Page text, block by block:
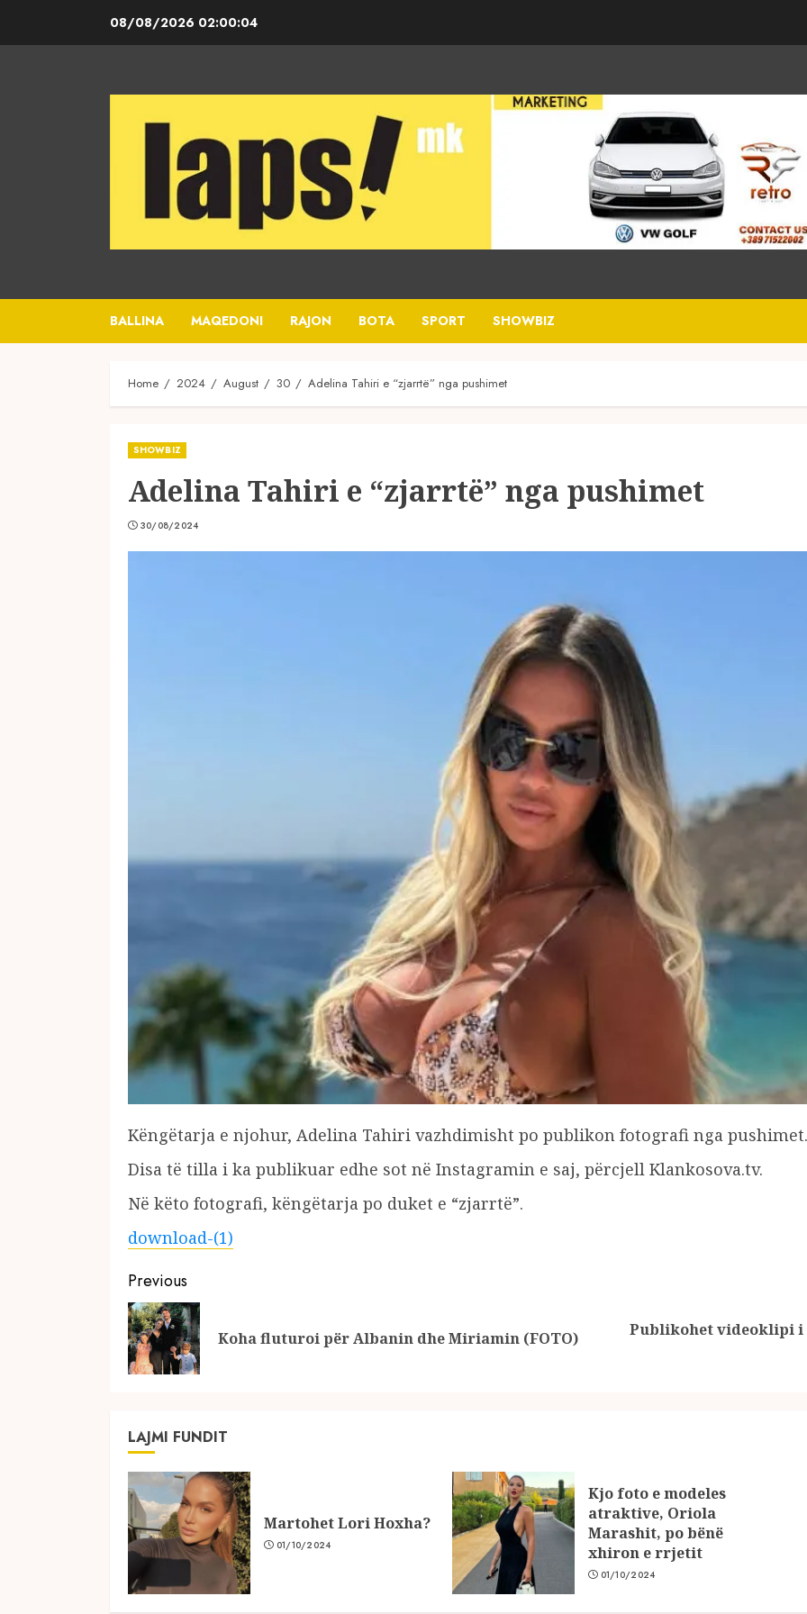
08/08/2026 02:00:05
BALLINA MAQEDONI RAJON BOTA SPORT SHOWBIZ
Home 2024 August 30 Adelina Tahiri e “zjarrtë” nga pushimet
SHOWBIZ
Adelina Tahiri e “zjarrtë” nga pushimet
30/08/2024
Këngëtarja e njohur, Adelina Tahiri vazhdimisht po publikon fotografi nga pushimet.
Disa të tilla i ka publikuar edhe sot në Instagramin e saj, përcjell Klankosova.tv.
Në këto fotografi, këngëtarja po duket e “zjarrtë”.
download-(1)
Continue
Reading
Previous
Previous
Koha fluturoi për Albanin dhe Miriamin (FOTO)
NextPublikohet videoklipi i
LAJMI FUNDIT
Martohet Lori Hoxha?
01/10/2024
Kjo foto e modeles
atraktive, Oriola
Marashit, po bënë
xhiron e rrjetit
01/10/2024